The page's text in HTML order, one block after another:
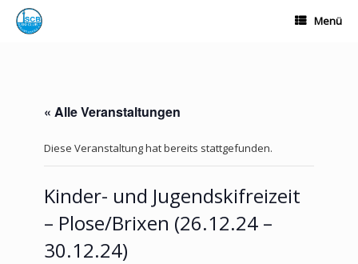
Inhalt
springen
Menü
« Alle Veranstaltungen
Diese Veranstaltung hat bereits stattgefunden.
Kinder- und Jugendskifreizeit
– Plose/Brixen (26.12.24 –
30.12.24)